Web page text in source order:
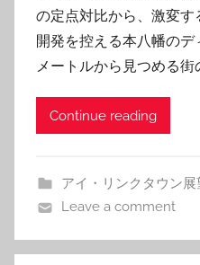
の定点対比から、激変
開発を控える本八幡の
メートルから見つめる街
Continue reading
アイ・リンクタウン展
Leave a comment